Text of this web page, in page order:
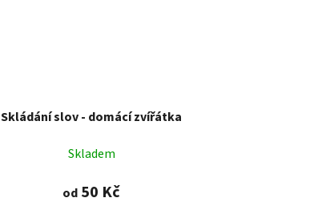
Skládání slov - domácí zvířátka
Skladem
od 50 Kč